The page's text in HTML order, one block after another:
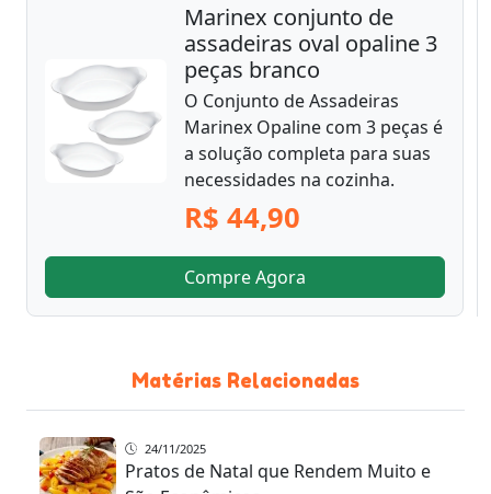
Marinex conjunto de
assadeiras oval opaline 3
peças branco
O Conjunto de Assadeiras
Marinex Opaline com 3 peças é
a solução completa para suas
necessidades na cozinha.
R$ 44,90
Compre Agora
Matérias Relacionadas
24/11/2025
Pratos de Natal que Rendem Muito e